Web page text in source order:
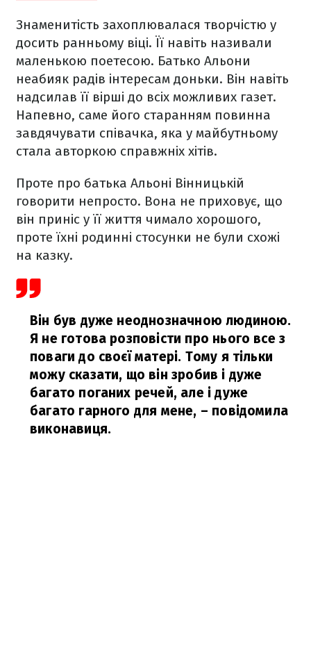
Знаменитість захоплювалася творчістю у
досить ранньому віці. Її навіть називали
маленькою поетесою. Батько Альони
неабияк радів інтересам доньки. Він навіть
надсилав її вірші до всіх можливих газет.
Напевно, саме його старанням повинна
завдячувати співачка, яка у майбутньому
стала авторкою справжніх хітів.
Проте про батька Альоні Вінницькій
говорити непросто. Вона не приховує, що
він приніс у її життя чимало хорошого,
проте їхні родинні стосунки не були схожі
на казку.
Він був дуже неоднозначною людиною.
Я не готова розповісти про нього все з
поваги до своєї матері. Тому я тільки
можу сказати, що він зробив і дуже
багато поганих речей, але і дуже
багато гарного для мене, – повідомила
виконавиця.